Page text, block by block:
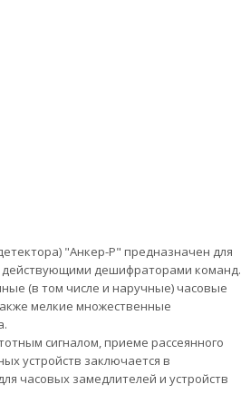
"Анкер-Р" предназначен для
действующими дешифраторами команд.
(в том числе и наручные) часовые
мелкие множественные
сигналом, приеме рассеянного
устройств заключается в
часовых замедлителей и устройств